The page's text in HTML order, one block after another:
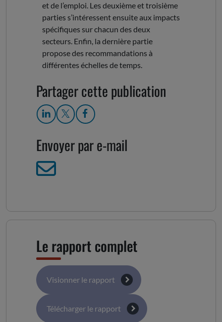
et de l’emploi. Les deuxième et troisième
parties s’intéressent ensuite aux impacts
spécifiques sur chacun des deux
secteurs. Enfin, la dernière partie
propose des recommandations à
différentes échelles de temps.
Partager cette publication
Envoyer par e-mail
Le rapport complet
Visionner le rapport
Télécharger le rapport